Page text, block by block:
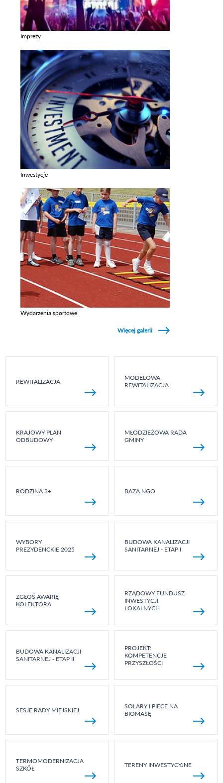
Imprezy
Inwestycje
Wydarzenia sportowe
Więcej galerii
REWITALIZACJA
MODELOWA
REWITALIZACJA
KRAJOWY PLAN
ODBUDOWY
MŁODZIEŻOWA RADA
GMINY
RODZINA 3+ BAZA NGO
WYBORY
PREZYDENCKIE 2025
BUDOWA KANALIZACJI
SANITARNEJ - ETAP I
ZGŁOŚ AWARIĘ
KOLEKTORA
RZĄDOWY FUNDUSZ
INWESTYCJI
LOKALNYCH
BUDOWA KANALIZACJI
SANITARNEJ - ETAP II
PROJEKT:
KOMPETENCJE
PRZYSZŁOŚCI
SESJE RADY MIEJSKIEJ
SOLARY I PIECE NA
BIOMASĘ
TERMOMODERNIZACJA
SZKÓŁ
TERENY INWESTYCYJNE